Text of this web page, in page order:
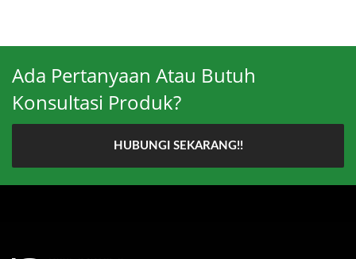
Ada Pertanyaan Atau Butuh
Konsultasi Produk?
HUBUNGI SEKARANG!!